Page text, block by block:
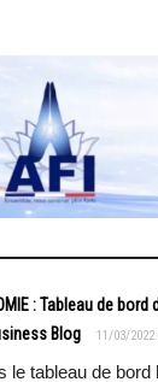
: Tableau de
Blog
11/03/
tableau de bord